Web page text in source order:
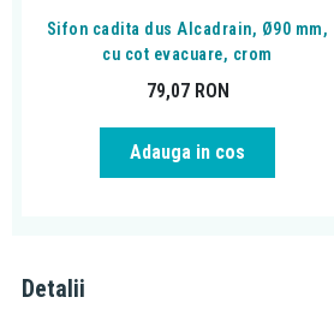
Sifon cadita dus Alcadrain, Ø90 mm,
cu cot evacuare, crom
79,07 RON
Adauga in cos
Detalii